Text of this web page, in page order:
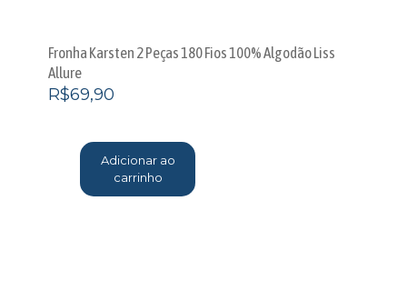
Fronha Karsten 2 Peças 180 Fios 100% Algodão Liss
Allure
R$69,90
Adicionar ao
carrinho